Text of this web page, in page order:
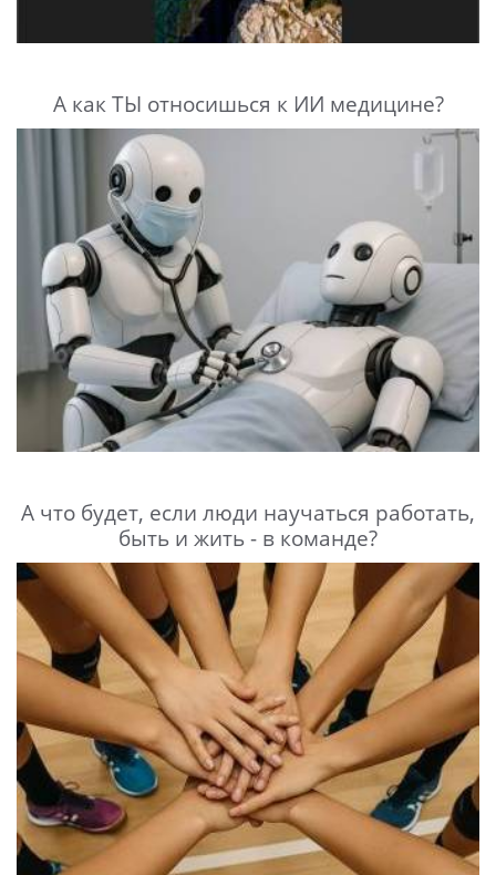
А как ТЫ относишься к ИИ медицине?
А что будет, если люди научаться работать,
быть и жить - в команде?